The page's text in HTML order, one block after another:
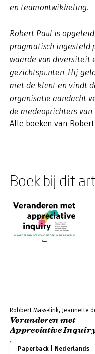
en teamontwikkeling.
Robert Paul is
pragmatisch ingesteld
waarde van diversiteit
gezichtspunten. Hij
met de klant en vindt
organisatie aandacht
de medeoprichters van
Alle boeken van
Boek bij dit
Robbert Masselink, Jeannette
Veranderen met
Appreciative
Paperback | Nederlands